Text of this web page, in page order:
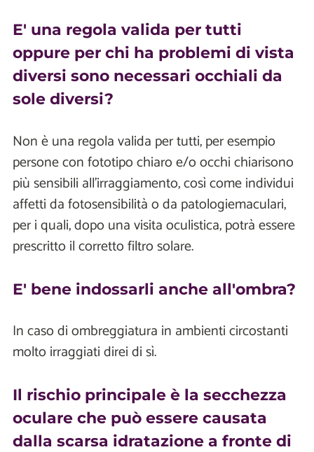
E' una regola valida per tutti
oppure per chi ha problemi di vista
diversi sono necessari occhiali da
sole diversi?
Non è una regola valida per tutti, per esempio
persone con fototipo chiaro e/o occhi chiarisono
più sensibili all'irraggiamento, così come individui
affetti da fotosensibilità o da patologiemaculari,
per i quali, dopo una visita oculistica, potrà essere
prescritto il corretto filtro solare.
E' bene indossarli anche all'ombra?
In caso di ombreggiatura in ambienti circostanti
molto irraggiati direi di sì.
Il rischio principale è la secchezza
oculare che può essere causata
dalla scarsa idratazione a fronte di